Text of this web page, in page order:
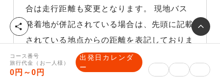
合は走行距離も変更となります。 現地バス
発着地が併記されている場合は、先頭に記載
されている地点からの距離を表記しておりま
す。
※悪天候等の気象状況交通や交通渋滞などや
コース番号
旅行代金（お一人様）
0円～0円
出発日カレンダ
ー
シ
ェ
ア